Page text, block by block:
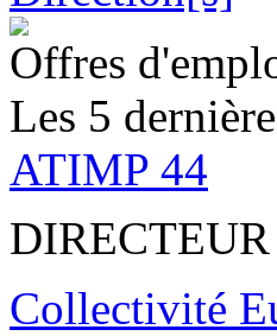
Offres
Les 5
ATIMP 44
Collectivité